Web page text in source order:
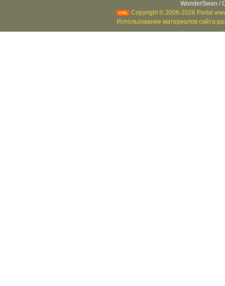
WonderSwan /
Copyright © 2006-2026 Portal
Использование материалов сайта